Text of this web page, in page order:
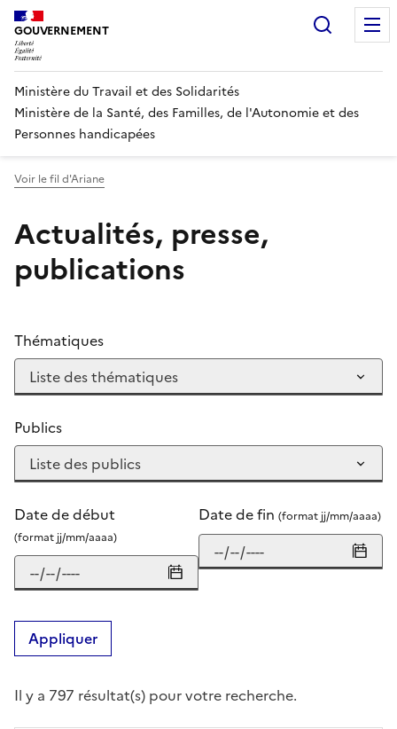
Panneau de gestion des cookies
GOUVERNEMENT
Ministère du Travail et des Solidarités
Ministère de la Santé, des Familles, de l'Autonomie et des
Personnes handicapées
Voir le fil d'Ariane
Actualités, presse,
publications
Thématiques
Publics
Date de début
(format jj/mm/aaaa)
Date de fin (format jj/mm/aaaa)
Appliquer
Il y a 797 résultat(s) pour votre recherche.